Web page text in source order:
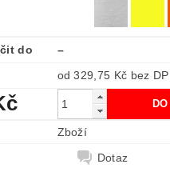
do
–
od 329,75 Kč bez
Zboží
Dotaz